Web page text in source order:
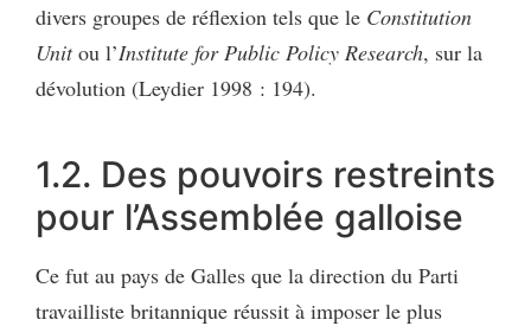
divers groupes de réflexion tels que le Constitution
Unitou l’Institute for Public Policy Research, sur la
dévolution (Leydier 1998 : 194).
1.2. Des pouvoirs restreints
pour l’Assemblée galloise
Ce fut au pays de Galles que la direction du Parti
travailliste britannique réussit à imposer le plus